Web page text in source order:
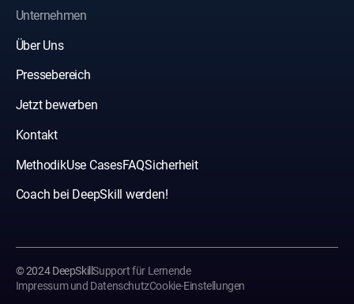
MethodikUse CasesFAQSicherheit
Coach bei DeepSkill werden!
Unternehmen
Über Uns
Pressebereich
Jetzt bewerben
Kontakt
© 2024 DeepSkillSupport für Lernende
Impressum und DatenschutzCookie-Einstellungen